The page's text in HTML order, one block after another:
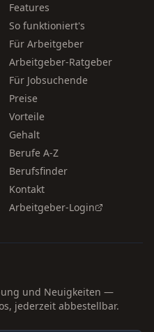
Features
So funktioniert's
Für Arbeitgeber
Arbeitgeber-Ratgeber
Für Jobsuchende
Preise
Vorteile
Gehalt
Berufe A-Z
Berufsfinder
Kontakt
Arbeitgeber-Login
und Neuigkeiten —
jederzeit abbestellbar.